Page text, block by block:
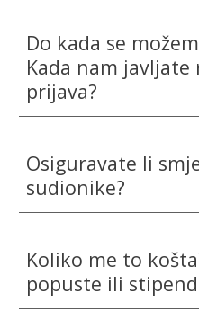
Do kada se
Kada nam
prijava?
Osiguravate li
sudionike?
Koliko me to
popuste ili